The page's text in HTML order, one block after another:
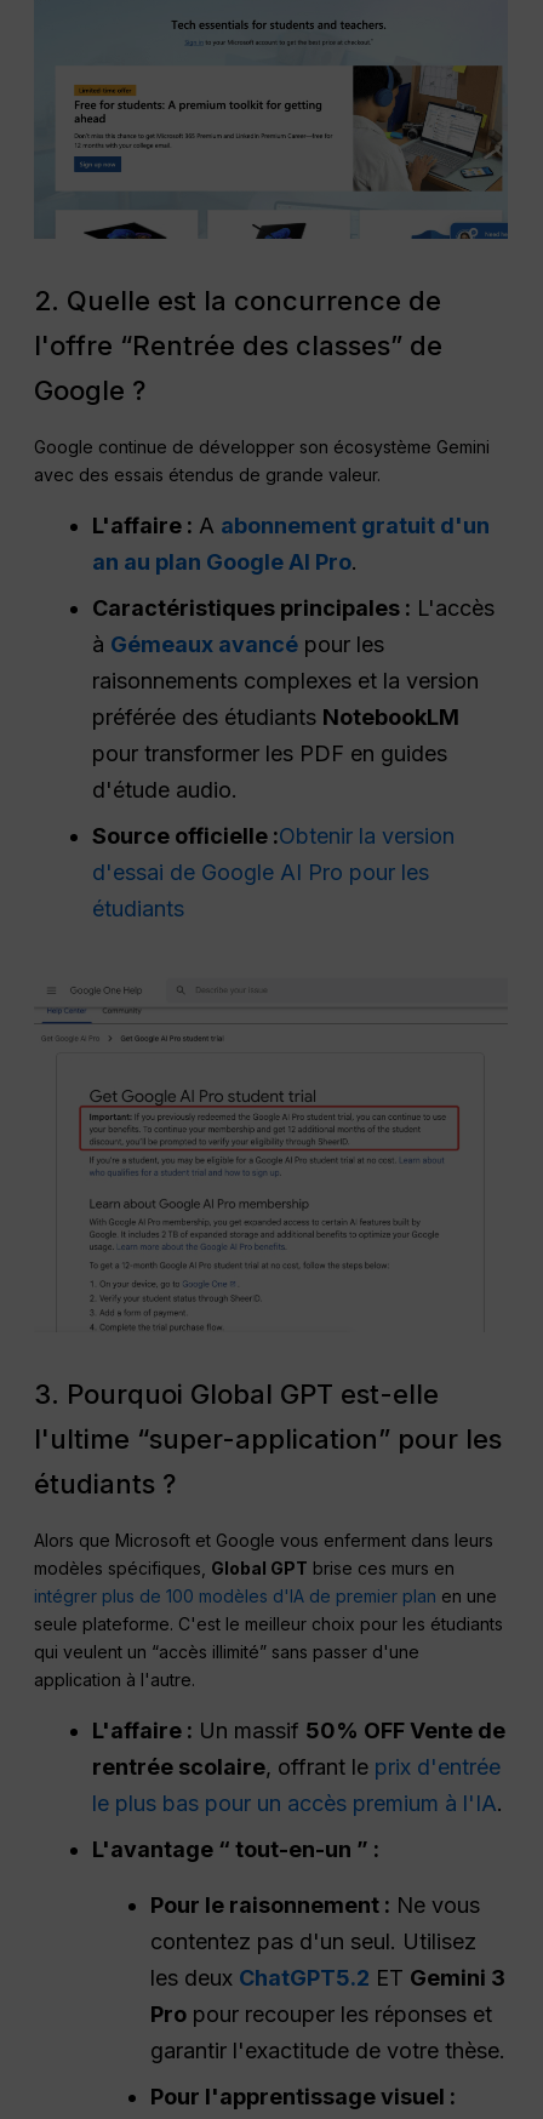
2. Quelle est la concurrence de
l'offre “Rentrée des classes” de
Google ?
Google continue de développer son écosystème Gemini
avec des essais étendus de grande valeur.
L'affaire : A abonnement gratuit d'un
an au plan Google AI Pro.
Caractéristiques principales : L'accès
à Gémeaux avancé pour les
raisonnements complexes et la version
préférée des étudiants NotebookLM
pour transformer les PDF en guides
d'étude audio.
Source officielle :Obtenir la version
d'essai de Google AI Pro pour les
étudiants
3. Pourquoi Global GPT est-elle
l'ultime “super-application” pour les
étudiants ?
Alors que Microsoft et Google vous enferment dans leurs
modèles spécifiques, Global GPT brise ces murs en
intégrer plus de 100 modèles d'IA de premier plan en une
seule plateforme. C'est le meilleur choix pour les étudiants
qui veulent un “accès illimité” sans passer d'une
application à l'autre.
L'affaire : Un massif 50% OFF Vente de
rentrée scolaire, offrant le prix d'entrée
le plus bas pour un accès premium à l'IA.
L'avantage “ tout-en-un ” :
Pour le raisonnement : Ne vous
contentez pas d'un seul. Utilisez
les deux ChatGPT5.2 ET Gemini 3
Pro pour recouper les réponses et
garantir l'exactitude de votre thèse.
Pour l'apprentissage visuel :